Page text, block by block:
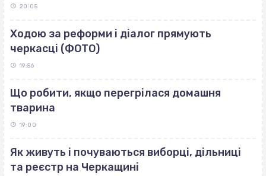
20:05
Ходою за реформи і діалог прямують
черкасці (ФОТО)
19:56
Що робити, якщо перегрілася домашня
тварина
19:00
Як живуть і почуваються виборці, дільниці
та реєстр на Черкащині